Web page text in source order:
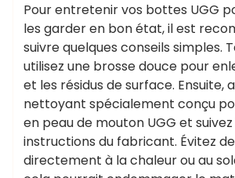
Pour entretenir vos bottes UGG
les garder en bon état, il est
suivre quelques conseils simples.
utilisez une brosse douce pour
et les résidus de surface. Ensuite,
nettoyant spécialement conçu
en peau de mouton UGG et suivez
instructions du fabricant. Évitez
directement à la chaleur ou au